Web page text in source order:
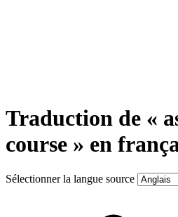
Traduction de «
course » en
Sélectionner la langue source